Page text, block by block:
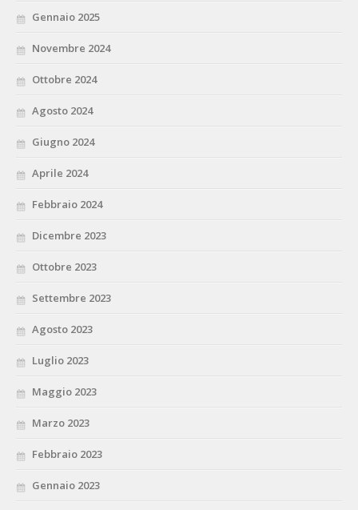
Gennaio 2025
Novembre 2024
Ottobre 2024
Agosto 2024
Giugno 2024
Aprile 2024
Febbraio 2024
Dicembre 2023
Ottobre 2023
Settembre 2023
Agosto 2023
Luglio 2023
Maggio 2023
Marzo 2023
Febbraio 2023
Gennaio 2023